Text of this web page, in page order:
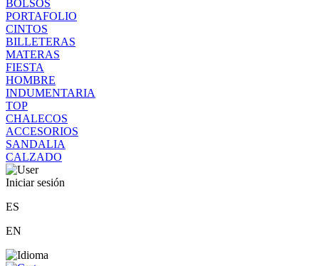
BOLSOS
PORTAFOLIO
CINTOS
BILLETERAS
MATERAS
FIESTA
HOMBRE
INDUMENTARIA
TOP
CHALECOS
ACCESORIOS
SANDALIA
CALZADO
Iniciar sesión
ES
EN